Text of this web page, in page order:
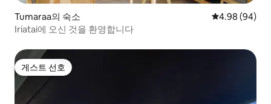
Tumaraa의 숙소 평점 4.98점(5
4.98 (94)
Iriatai에 오신 것을 환영합니다
게스트 선호
게스트 선호